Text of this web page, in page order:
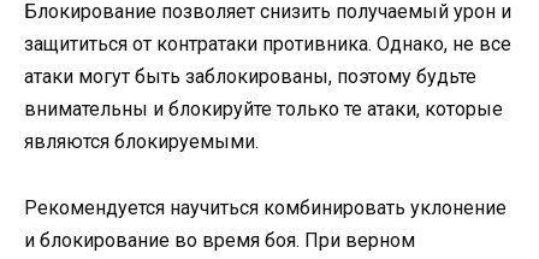
Блокирование позволяет снизить получаемый урон и
защититься от контратаки противника. Однако, не все
атаки могут быть заблокированы, поэтому будьте
внимательны и блокируйте только те атаки, которые
являются блокируемыми.
Рекомендуется научиться комбинировать уклонение
и блокирование во время боя. При верном